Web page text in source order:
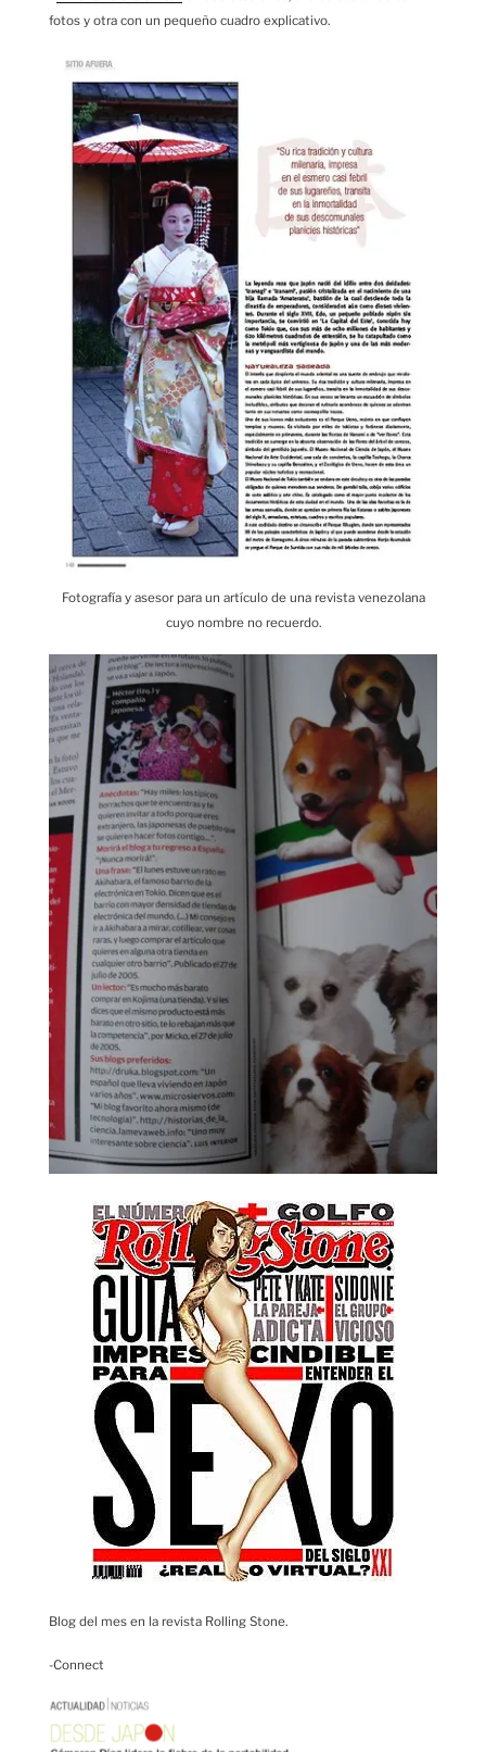
fotos y otra con un pequeño cuadro explicativo.
Fotografía y asesor para un artículo de una revista venezolana
cuyo nombre no recuerdo.
Blog del mes en la revista Rolling Stone.
-Connect